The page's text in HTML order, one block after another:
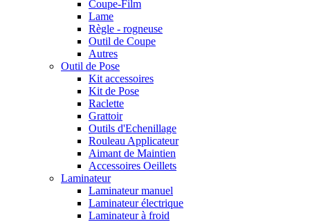
Coupe-Film
Lame
Règle - rogneuse
Outil de Coupe
Autres
Outil de Pose
Kit accessoires
Kit de Pose
Raclette
Grattoir
Outils d'Echenillage
Rouleau Applicateur
Aimant de Maintien
Accessoires Oeillets
Laminateur
Laminateur manuel
Laminateur électrique
Laminateur à froid